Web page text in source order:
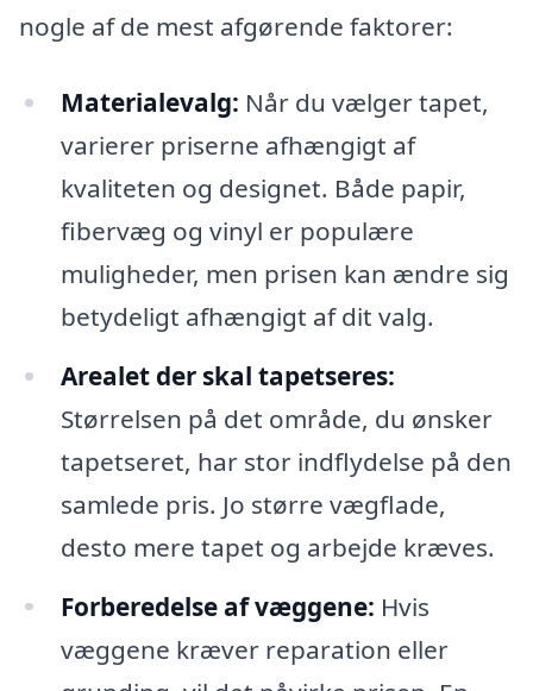
nogle af de mest afgørende faktorer:
Materialevalg: Når du vælger tapet,
varierer priserne afhængigt af
kvaliteten og designet. Både papir,
fibervæg og vinyl er populære
muligheder, men prisen kan ændre sig
betydeligt afhængigt af dit valg.
Arealet der skal tapetseres:
Størrelsen på det område, du ønsker
tapetseret, har stor indflydelse på den
samlede pris. Jo større vægflade,
desto mere tapet og arbejde kræves.
Forberedelse af væggene: Hvis
væggene kræver reparation eller